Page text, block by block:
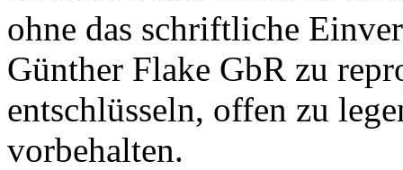
ohne das schriftliche
Günther Flake GbR zu
entschlüsseln, offen zu
vorbehalten.